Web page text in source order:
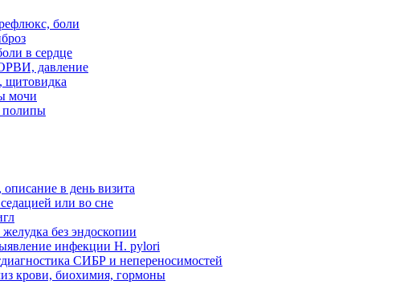
боли
в сердце
давление
щитовидка
мочи
полипы
в день визита
или во сне
без эндоскопии
инфекции H. pylori
диагностика СИБР и непереносимостей
крови, биохимия, гормоны